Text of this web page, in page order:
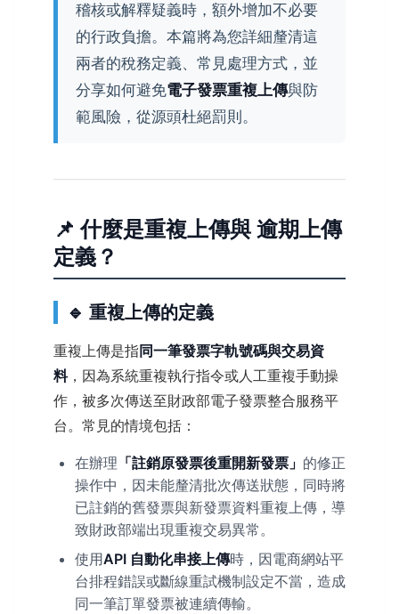
稽核或解釋疑義時，額外增加不必要
的行政負擔。本篇將為您詳細釐清這
兩者的稅務定義、常見處理方式，並
分享如何避免電子發票重複上傳與防
範風險，從源頭杜絕罰則。
📌 什麼是重複上傳與 逾期上傳
定義？
🔹 重複上傳的定義
重複上傳是指 同一筆發票字軌號碼與交易資
料，因為系統重複執行指令或人工重複手動操
作，被多次傳送至財政部電子發票整合服務平
台。常見的情境包括：
在辦理 「註銷原發票後重開新發票」 的修正
操作中，因未能釐清批次傳送狀態，同時將
已註銷的舊發票與新發票資料重複上傳，導
致財政部端出現重複交易異常。
使用API 自動化串接上傳時，因電商網站平
台排程錯誤或斷線重試機制設定不當，造成
同一筆訂單發票被連續傳輸。